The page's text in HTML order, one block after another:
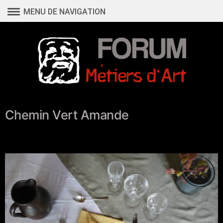
contenu
MENU DE NAVIGATION
Chemin Vert Amande